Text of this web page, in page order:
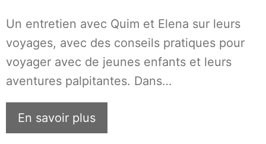
Un entretien avec Quim et Elena sur leurs
voyages, avec des conseils pratiques pour
voyager avec de jeunes enfants et leurs
aventures palpitantes. Dans…
En savoir plus